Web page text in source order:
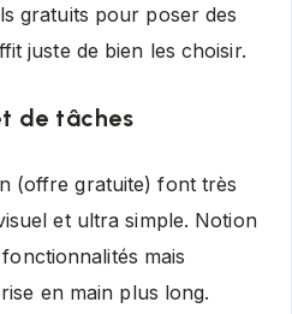
gratuits pour poser des
juste de bien les choisir.
de tâches
(offre gratuite) font très
et ultra simple. Notion
mais
en main plus long.